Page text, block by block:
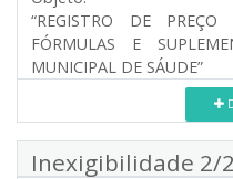
“REGISTRO DE
FÓRMULAS E
MUNICIPAL DE SÁUDE”
Inexigibilidade 2/